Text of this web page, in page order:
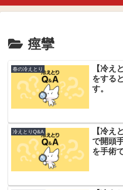
痙攣
春の冷えとり
【冷え
をする
す。
冷えとりQ&A
【冷え
で開頭
を手術